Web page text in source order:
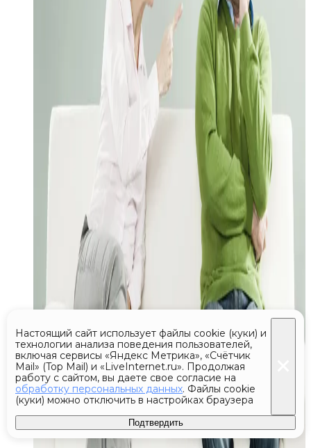
Настоящий сайт использует файлы cookie (куки) и
технологии анализа поведения пользователей,
включая сервисы «Яндекс Метрика», «Счётчик
Mail» (Top Mail) и «LiveInternet.ru». Продолжая
работу с сайтом, вы даете свое согласие на
обработку персональных данных. Файлы cookie
(куки) можно отключить в настройках браузера
Подтвердить